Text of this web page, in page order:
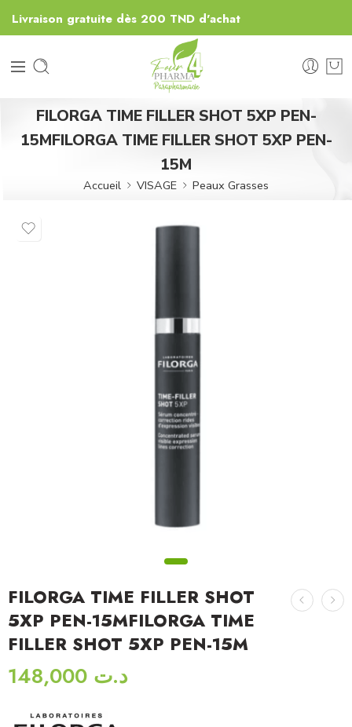
Livraison gratuite dès 200 TND d'achat
FILORGA TIME FILLER SHOT 5XP PEN-
15MFILORGA TIME FILLER SHOT 5XP PEN-
15M
Accueil VISAGE Peaux Grasses
FILORGA TIME FILLER SHOT
5XP PEN-15MFILORGA TIME
FILLER SHOT 5XP PEN-15M
د.ت